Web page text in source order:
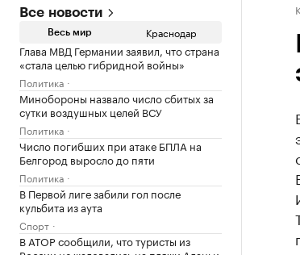
Все новости
Весь мир Краснодар
Глава МВД Германии заявил, что страна
«стала целью гибридной войны»
Политика
Минобороны назвало число сбитых за
сутки воздушных целей ВСУ
Политика
Число погибших при атаке БПЛА на
Белгород выросло до пяти
Политика
В Первой лиге забили гол после
кульбита из аута
Спорт
В АТОР сообщили, что туристы из